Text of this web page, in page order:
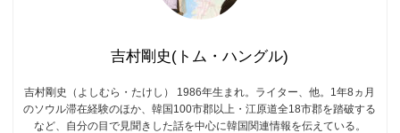
吉村剛史(トム・ハングル)
吉村剛史（よしむら・たけし） 1986年生まれ。ライター、他。1年8ヵ月
のソウル滞在経験のほか、韓国100市郡以上・江原道全18市郡を踏破する
など、自分の目で見聞きした話を中心に韓国関連情報を伝えている。